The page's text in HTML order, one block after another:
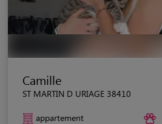
Camille
ST MARTIN D URIAGE 38410
appartement